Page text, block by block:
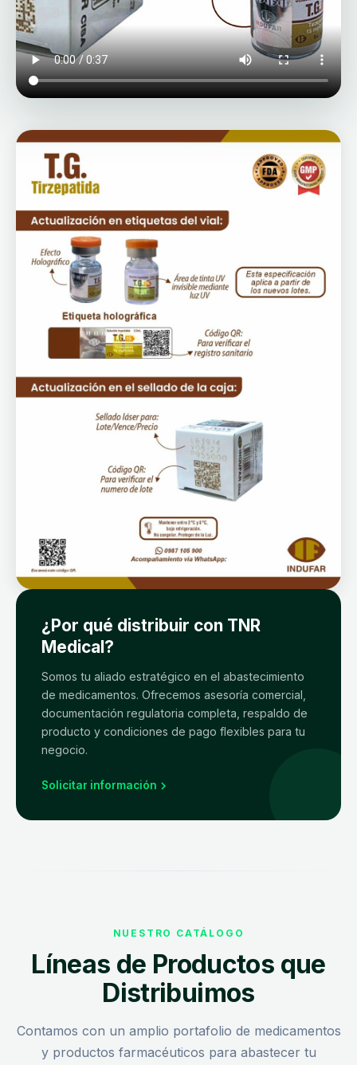
¿Por qué distribuir con TNR
Medical?
Somos tu aliado estratégico en el abastecimiento
de medicamentos. Ofrecemos asesoría comercial,
documentación regulatoria completa, respaldo de
producto y condiciones de pago flexibles para tu
negocio.
Solicitar información
NUESTRO CATÁLOGO
Líneas de Productos que
Distribuimos
Contamos con un amplio portafolio de medicamentos
y productos farmacéuticos para abastecer tu